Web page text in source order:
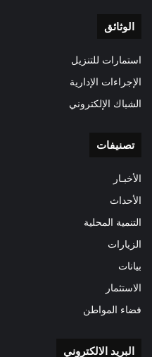
الوثائق
استمارات للتنزيل
الإجراءات الإدارية
الشباك الإلكتروني
تصنيفات
الأخبـار
الأحداث
التنمية المحلية
الزيارات
بيانات
الاستثمار
فضاء المواطن
البريد الالكتروني